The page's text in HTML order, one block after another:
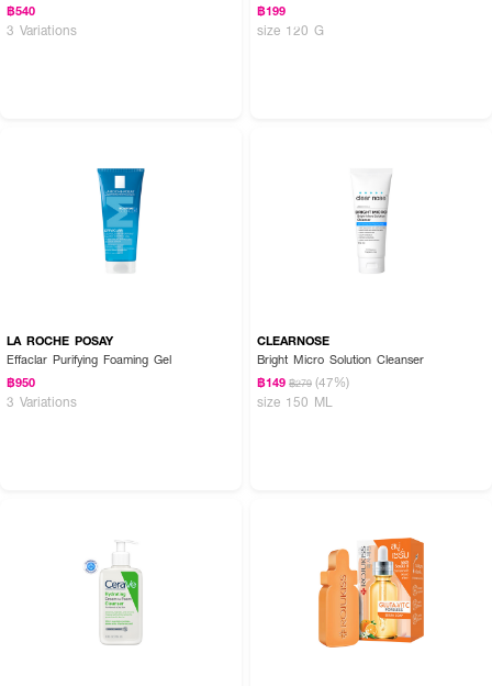
฿540
3 Variations
฿199
size 120 G
LA ROCHE POSAY
Effaclar Purifying Foaming Gel
฿950
3 Variations
CLEARNOSE
Bright Micro Solution Cleanser
฿149 ฿279 (47%)
size 150 ML